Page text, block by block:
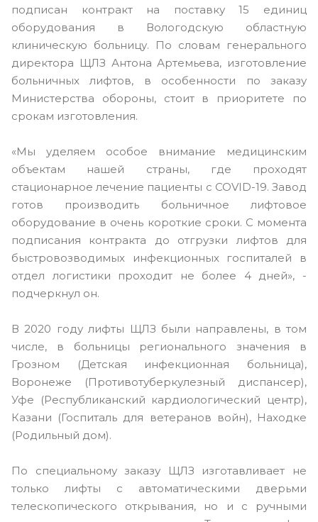
подписан контракт на поставку 15 единиц
оборудования в Вологодскую областную
клиническую больницу. По словам генерального
директора ЩЛЗ Антона Артемьева, изготовление
больничных лифтов, в особенности по заказу
Министерства обороны, стоит в приоритете по
срокам изготовления.
«Мы уделяем особое внимание медицинским
объектам нашей страны, где проходят
стационарное лечение пациенты с COVID-19. Завод
готов производить больничное лифтовое
оборудование в очень короткие сроки. С момента
подписания контракта до отгрузки лифтов для
быстровозводимых инфекционных госпиталей в
отдел логистики проходит не более 4 дней», -
подчеркнул он.
В 2020 году лифты ЩЛЗ были направлены, в том
числе, в больницы регионального значения в
Грозном (Детская инфекционная больница),
Воронеже (Противотуберкулезный диспансер),
Уфе (Республиканский кардиологический центр),
Казани (Госпиталь для ветеранов войн), Находке
(Родильный дом).
По специальному заказу ЩЛЗ изготавливает не
только лифты с автоматическими дверьми
телескопического открывания, но и с ручными